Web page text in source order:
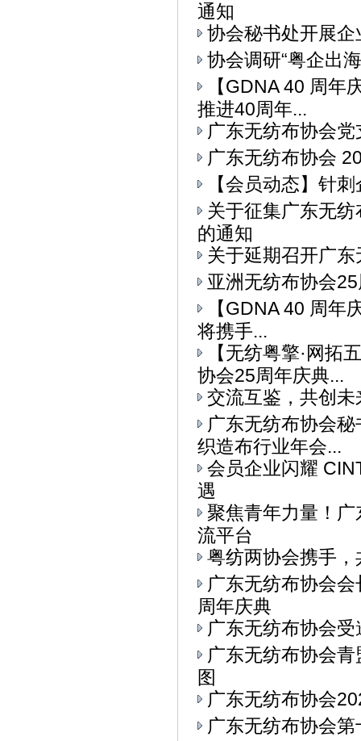
通知
协会秘书处开展
协会调研“粤企出
【GDNA 40 周
推进40周年...
广东无纺布协会
广东无纺布协会
【会员动态】针
关于征集广东无
的通知
关于延期召开广
亚洲无纺布协会
【GDNA 40 周
将携手...
【无纺粤擎·网拓
协会25周年庆典...
交流互鉴，共创
广东无纺布协会
织造布行业年会...
会员企业闪耀
遇
聚焦青年力量！
流平台
粤纺两协会携手
广东无纺布协会
周年庆典
广东无纺布协会
广东无纺布协会
图
广东无纺布协会
广东无纺布协会